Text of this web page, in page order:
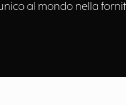
al mondo nella